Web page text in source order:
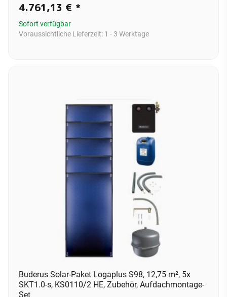
4.761,13 € *
Sofort verfügbar
Voraussichtliche Lieferzeit: 1 - 3 Werktage
Buderus Solar-Paket Logaplus S98, 12,75 m², 5x
SKT1.0-s, KS0110/2 HE, Zubehör, Aufdachmontage-
Set